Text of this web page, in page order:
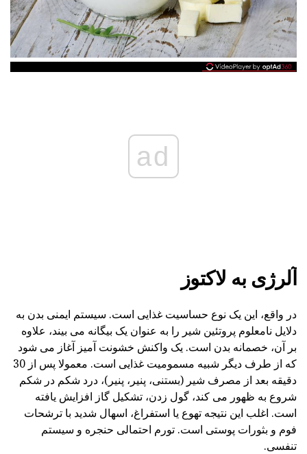
ad
آلرژی به لاکتوز
در واقع، این یک نوع حساسیت غذایی است. سیستم ایمنی بدن به
دلایل نامعلوم پروتئین شیر را به عنوان یک بیگانه می بیند، علاوه
بر آن، خصمانه بدن است. یک واکنش خشونت آمیز آغاز می شود
که از طرف دیگر شبیه مسمومیت غذایی است. معمولا پس از 30
دقیقه بعد از مصرف شیر (بستنی، پنیر، پنیر)، درد شکم در شکم
شروع به ظهور می کند، گول زدن، تشکیل گاز افزایش یافته
است. اغلب این نتیجه تهوع یا استفراغ، اسهال شدید با ترشحات
فوم و بثورات پوستی است. تورم احتمالی حنجره و سیستم
تنفسی.